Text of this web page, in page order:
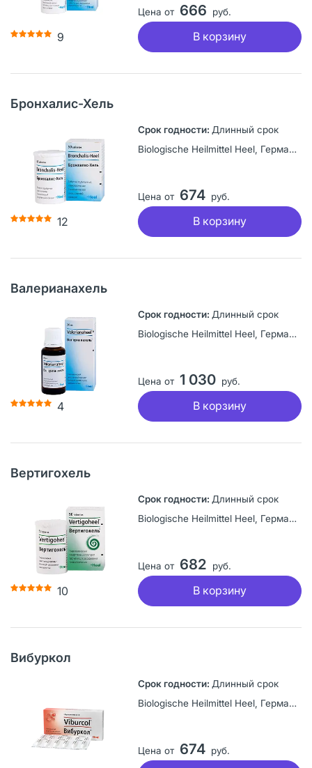
9
Цена от 666 руб.
В корзину
Бронхалис-Хель
12
Длинный срок
Biologische Heilmittel Heel, Германия
Цена от 674 руб.
В корзину
Валерианахель
4
Длинный срок
Biologische Heilmittel Heel, Германия
Цена от 1 030 руб.
В корзину
Вертигохель
10
Длинный срок
Biologische Heilmittel Heel, Германия
Цена от 682 руб.
В корзину
Вибуркол
Длинный срок
Biologische Heilmittel Heel, Германия
Цена от 674 руб.